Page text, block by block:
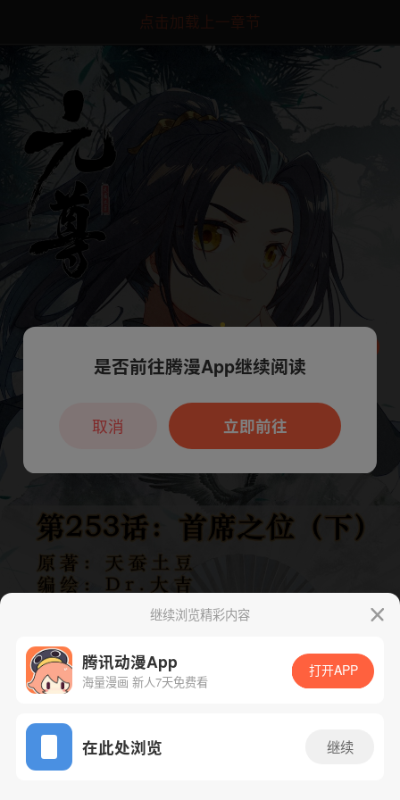
点击加载上一章节
App免费看
继续浏览精彩内容
腾讯动漫App
海量漫画 新人7天免费看
打开APP
在此处浏览 继续
本章节仅支持App阅读，可打开App新用
户7天免费看
是否前往腾漫App继续阅读
立即前往
取消